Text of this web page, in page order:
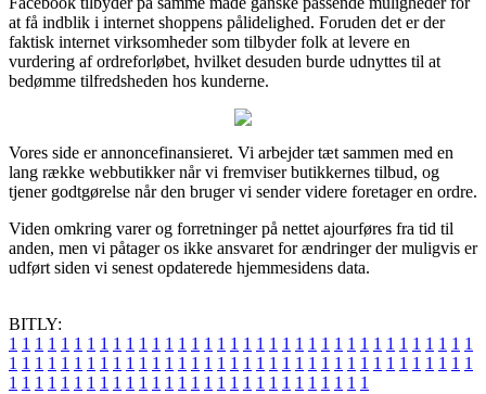
at få indblik i internet shoppens pålidelighed. Foruden det er der
faktisk internet virksomheder som tilbyder folk at levere en
vurdering af ordreforløbet, hvilket desuden burde udnyttes til at
bedømme tilfredsheden hos kunderne.
Vores side er annoncefinansieret. Vi arbejder tæt sammen med en
lang række webbutikker når vi fremviser butikkernes tilbud, og
tjener godtgørelse når den bruger vi sender videre foretager en ordre.
Viden omkring varer og forretninger på nettet ajourføres fra tid til
anden, men vi påtager os ikke ansvaret for ændringer der muligvis er
udført siden vi senest opdaterede hjemmesidens data.
BITLY:
1 1 1 1 1 1 1 1 1 1 1 1 1 1 1 1 1 1 1 1 1 1 1 1 1 1 1 1 1 1 1 1 1 1 1 1
1 1 1 1 1 1 1 1 1 1 1 1 1 1 1 1 1 1 1 1 1 1 1 1 1 1 1 1 1 1 1 1 1 1 1 1
1 1 1 1 1 1 1 1 1 1 1 1 1 1 1 1 1 1 1 1 1 1 1 1 1 1 1 1